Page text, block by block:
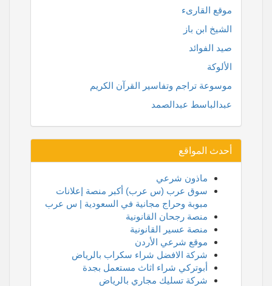
موقع القارىء
الشيخ ابن باز
صيد الفوائد
الألوكة
موسوعة تراجم وتفاسير القرآن الكريم
عبدالباسط عبدالصمد
أحدث المواقع
ماذون شرعي
سوق عرب (س عرب) أكبر منصة إعلانات
مبوبة وحراج مجانية في السعودية | س عرب
منصة رجحان القانونية
منصة عسير القانونية
موقع شرعي الأردن
شركة الافضل شراء سكراب بالرياض
أبوتركي شراء اثاث مستعمل بجدة
شركة تسليك مجاري بالرياض